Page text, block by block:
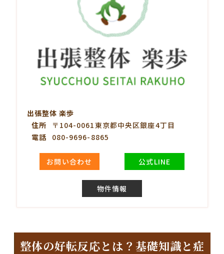
出張整体 楽歩
住所
〒104-0061東京都中央区銀座4丁目
電話
080-9696-8865
お問い合わせ 公式LINE
物件情報
整体の好転反応とは？基礎知識と症